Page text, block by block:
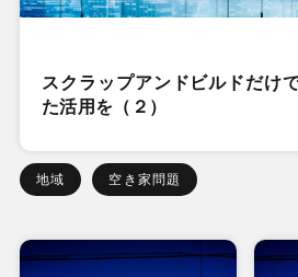
スクラップアンドビルドだけ
た活用を（２）
地域 空き家問題